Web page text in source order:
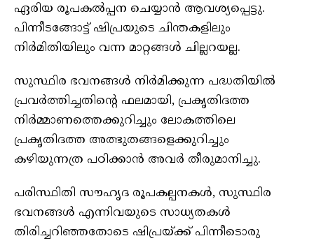
ഏരിയ രൂപകൽപ്പന ചെയ്യാൻ ആവശ്യപ്പെട്ടു.
പിന്നീടങ്ങോട്ട് ഷിപ്രയുടെ ചിന്തകളിലും
നിർമിതിയിലും വന്ന മാറ്റങ്ങൾ ചില്ലറയല്ല.
സുസ്ഥിര ഭവനങ്ങൾ നിർമിക്കുന്ന പദ്ധതിയിൽ
പ്രവർത്തിച്ചതിൻ്റെ ഫലമായി, പ്രകൃതിദത്ത
നിർമ്മാണത്തെക്കുറിച്ചും ലോകത്തിലെ
പ്രകൃതിദത്ത അത്ഭുതങ്ങളെക്കുറിച്ചും
കഴിയുന്നത്ര പഠിക്കാൻ അവർ തീരുമാനിച്ചു.
പരിസ്ഥിതി സൗഹൃദ രൂപകല്പനകൾ, സുസ്ഥിര
ഭവനങ്ങൾ എന്നിവയുടെ സാധ്യതകൾ
തിരിച്ചറിഞ്ഞതോടെ ഷിപ്രയ്ക്ക് പിന്നീടൊരു